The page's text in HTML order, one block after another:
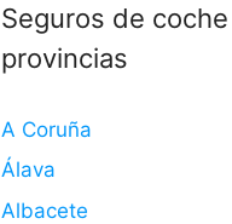
Seguros de
provincias
A Coruña
Álava
Albacete